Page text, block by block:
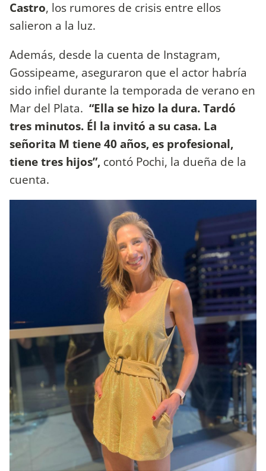
Castro, los rumores de crisis entre ellos
salieron a la luz.
Además, desde la cuenta de Instagram,
Gossipeame, aseguraron que el actor habría
sido infiel durante la temporada de verano en
Mar del Plata. “Ella se hizo la dura. Tardó
tres minutos. Él la invitó a su casa. La
señorita M tiene 40 años, es profesional,
tiene tres hijos”, contó Pochi, la dueña de la
cuenta.